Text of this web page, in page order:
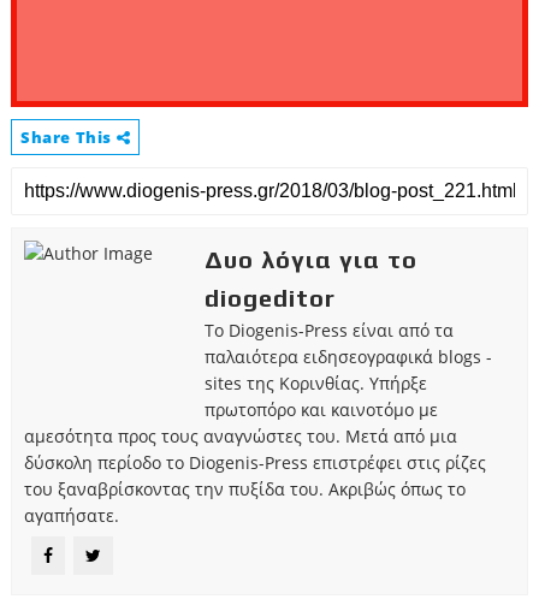
Share This
Δυο λόγια για το
diogeditor
Το Diogenis-Press είναι από τα
παλαιότερα ειδησεογραφικά blogs -
sites της Κορινθίας. Υπήρξε
πρωτοπόρο και καινοτόμο με
αμεσότητα προς τους αναγνώστες του. Μετά από μια
δύσκολη περίοδο το Diogenis-Press επιστρέφει στις ρίζες
του ξαναβρίσκοντας την πυξίδα του. Ακριβώς όπως το
αγαπήσατε.